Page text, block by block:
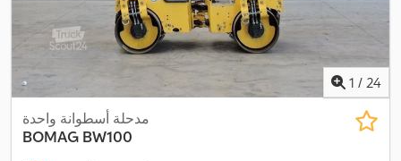
1 / 24
مدحلة أسطوانة واحدة
BOMAG BW100